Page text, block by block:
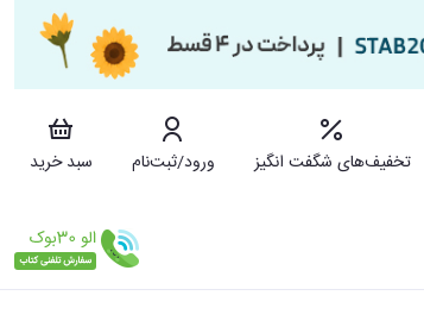
تخفیف‌های شگفت انگیز ورود/ثبت‌نام
سبد خرید